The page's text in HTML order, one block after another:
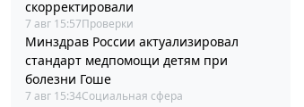
скорректировали
7 авг 15:57Проверки
Минздрав России актуализировал
стандарт медпомощи детям при
болезни Гоше
7 авг 15:34Социальная сфера